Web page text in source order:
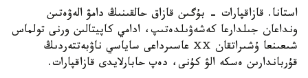
استانا. قازاقپارات - بۇگىن قازاق حالقىنىڭ دامۋ الەۋەتىن
ونداعان جىلدارعا كەشەۋىلدەتىپ، ادامي كاپيتالىن ورنى تولماس
شىعىنعا ۇشىراتقان ⅩⅩ عاسىرداعى ساياسي ناۋبەتتەردىڭ
قۇرباندارىن ەسكە الۋ كۇنى، دەپ حابارلايدى قازاقپارات.